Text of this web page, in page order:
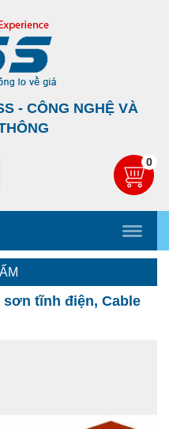
- CÔNG NGHỆ VÀ
0
sơn tĩnh điện, Cable